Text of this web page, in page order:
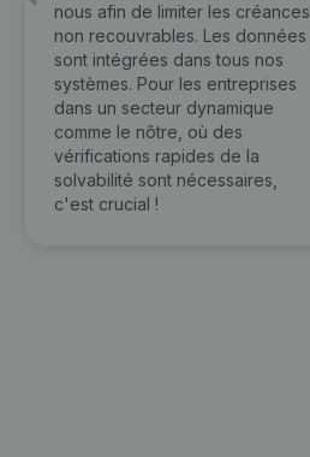
nous afin de limiter les créances
non recouvrables. Les données
sont intégrées dans tous nos
systèmes. Pour les entreprises
dans un secteur dynamique
comme le nôtre, où des
vérifications rapides de la
solvabilité sont nécessaires,
c'est crucial !